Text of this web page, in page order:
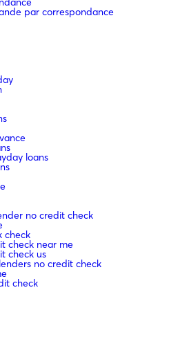
par correspondance
loans
no credit check
check
check near me
check us
no credit check
check